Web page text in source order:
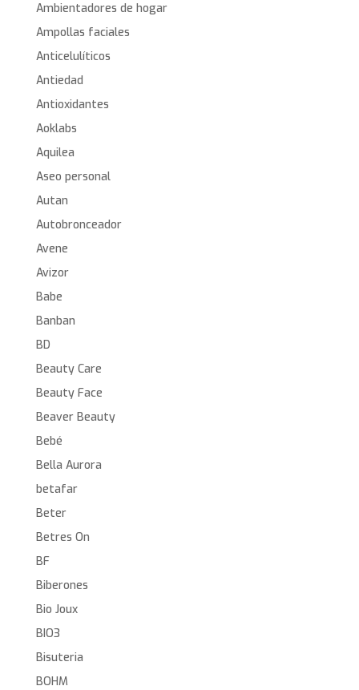
Ambientadores de hogar
Ampollas faciales
Anticelulíticos
Antiedad
Antioxidantes
Aoklabs
Aquilea
Aseo personal
Autan
Autobronceador
Avene
Avizor
Babe
Banban
BD
Beauty Care
Beauty Face
Beaver Beauty
Bebé
Bella Aurora
betafar
Beter
Betres On
BF
Biberones
Bio Joux
BIO3
Bisuteria
BOHM